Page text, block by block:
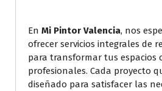
En Mi Pintor Valencia, nos
ofrecer servicios integrales de
para transformar tus espacios
profesionales. Cada proyecto
diseñado para satisfacer las